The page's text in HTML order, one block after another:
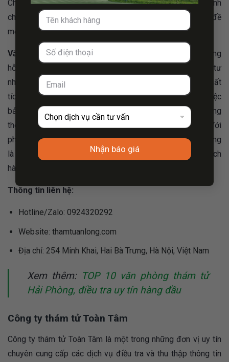
Nhận báo giá
Châu cam kết cung cấp các dịch vụ điều tra chính xác, nhanh
chóng và hiệu quả, giúp khách hàng giải quyết mọi vấn đề
một cách hợp pháp và bảo mật.
Văn phòng thám tử Lai Châu
của An Long luôn sẵn sàng
hỗ trợ khách hàng với các dịch vụ đa dạng như điều tra tư
nhân, xác minh thông tin, theo dõi, và tìm kiếm người mất
tích. Công ty thám tử Lai Châu – An Long chú trọng đến việc
bảo vệ quyền lợi và quyền riêng tư của khách hàng, đồng
thời luôn đặt lợi ích của khách hàng lên hàng đầu. Với
phương châm hoạt động tận tâm và chuyên nghiệp, An Long
là sự lựa chọn tin cậy cho mọi nhu cầu điều tra của khách
hàng.
Thông tin liên hệ:
Hotline/Zalo: 0924320292
Website: thamtuanlong.com
Địa chỉ: 254 Minh Khai, Hai Bà Trưng, Hà Nội, Việt Nam
Xem thêm: TOP 10 văn phòng thám tử
Hải Phòng, điều tra uy tín hàng đầu
Công ty thám tử Toàn Tâm
Công ty thám tử Toàn Tâm là một trong những đơn vị uy tín
chuyên cung cấp các dịch vụ điều tra và thu thập thông tin